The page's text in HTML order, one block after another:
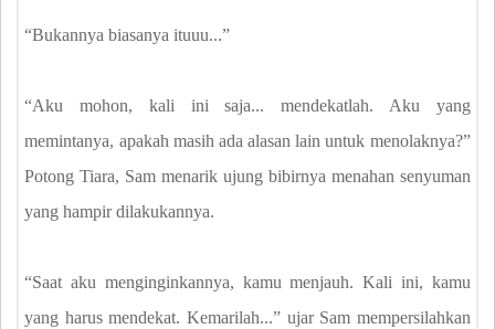
“Bukannya biasanya ituuu...”
“Aku mohon, kali ini saja... mendekatlah. Aku yang
memintanya, apakah masih ada alasan lain untuk menolaknya?”
Potong Tiara, Sam menarik ujung bibirnya menahan senyuman
yang hampir dilakukannya.
“Saat aku menginginkannya, kamu menjauh. Kali ini, kamu
yang harus mendekat. Kemarilah...” ujar Sam mempersilahkan